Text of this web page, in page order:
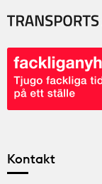
Kontakt